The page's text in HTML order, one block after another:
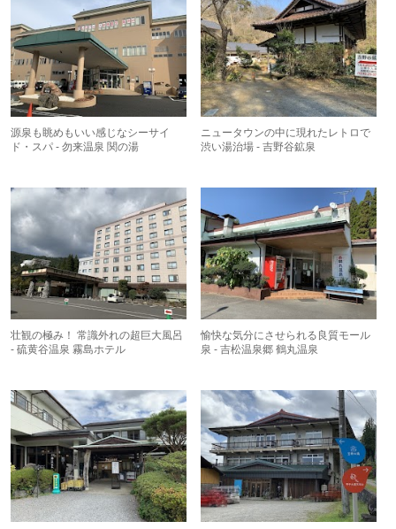
源泉も眺めもいい感じなシーサイ
ド・スパ - 勿来温泉 関の湯
ニュータウンの中に現れたレトロで
渋い湯治場 - 吉野谷鉱泉
壮観の極み！ 常識外れの超巨大風呂
- 硫黄谷温泉 霧島ホテル
愉快な気分にさせられる良質モール
泉 - 吉松温泉郷 鶴丸温泉